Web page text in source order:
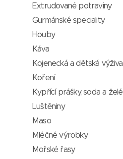
Extrudované potraviny
Gurmánské speciality
Houby
Káva
Kojenecká a dětská výživa
Koření
Kypřící prášky, soda a želé
Luštěniny
Maso
Mléčné výrobky
Mořské řasy